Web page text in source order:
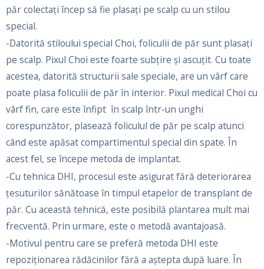
păr colectați încep să fie plasați pe scalp cu un stilou
special.
-Datorită stiloului special Choi, foliculii de păr sunt plasați
pe scalp. Pixul Choi este foarte subțire și ascuțit. Cu toate
acestea, datorită structurii sale speciale, are un vârf care
poate plasa foliculii de păr în interior. Pixul medical Choi cu
vârf fin, care este înfipt în scalp într-un unghi
corespunzător, plasează foliculul de păr pe scalp atunci
când este apăsat compartimentul special din spate. În
acest fel, se începe metoda de implantat.
-Cu tehnica DHI, procesul este asigurat fără deteriorarea
țesuturilor sănătoase în timpul etapelor de transplant de
păr. Cu această tehnică, este posibilă plantarea mult mai
frecventă. Prin urmare, este o metodă avantajoasă.
-Motivul pentru care se preferă metoda DHI este
repoziționarea rădăcinilor fără a aștepta după luare. În